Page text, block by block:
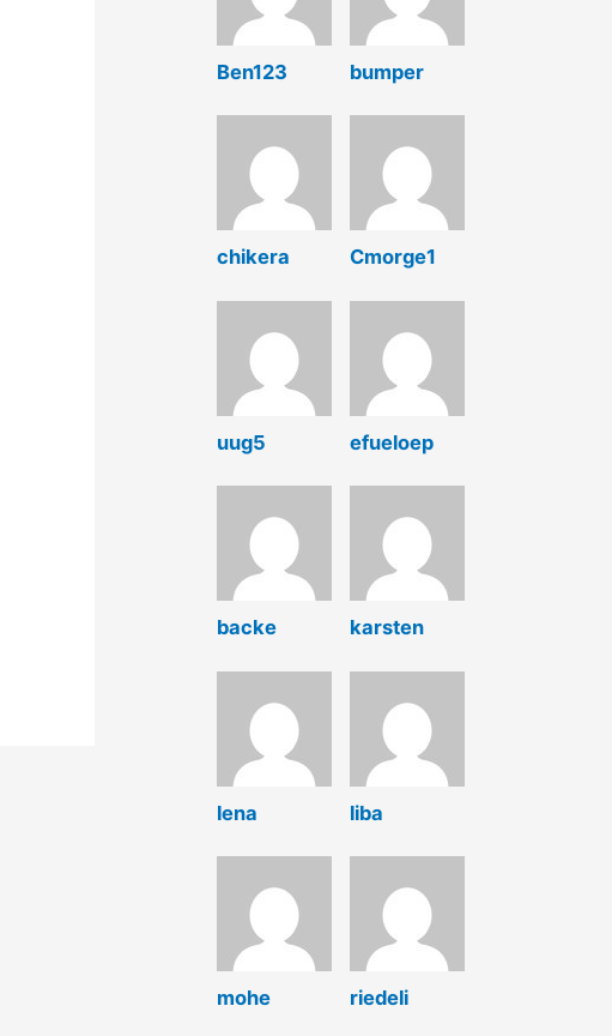
Ben123 bumper
chikera Cmorge1
uug5 efueloep
backe karsten
lena liba
mohe riedeli